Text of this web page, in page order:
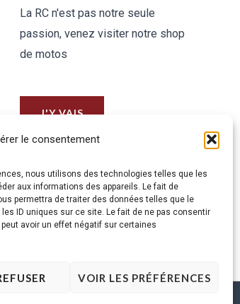
le consentement
nous utilisons des technologies telles que les
aux informations des appareils. Le fait de
permettra de traiter des données telles que le
ID uniques sur ce site. Le fait de ne pas consentir
avoir un effet négatif sur certaines
VOIR LES PRÉFÉRENCES
La RC n'est pas notre seule
passion, venez visiter notre shop
de motos
J'Y VAIS